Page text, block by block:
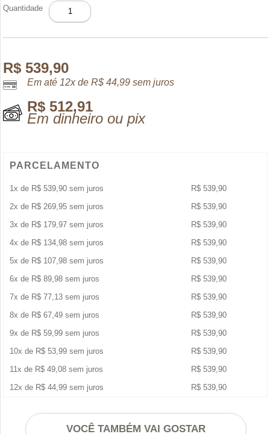
Quantidade
VALENTINO
DONNA
IN
INTENSE
EDP
30ML
R$ 539,90
Em até 12x deR$ 44,99 sem juros
R$ 512,91
Em dinheiro ou pix
PARCELAMENTO
1x de R$ 539,90 sem juros R$ 539,90
2x de R$ 269,95 sem juros R$ 539,90
3x de R$ 179,97 sem juros R$ 539,90
4x de R$ 134,98 sem juros R$ 539,90
5x de R$ 107,98 sem juros R$ 539,90
6x de R$ 89,98 sem juros R$ 539,90
7x de R$ 77,13 sem juros R$ 539,90
8x de R$ 67,49 sem juros R$ 539,90
9x de R$ 59,99 sem juros R$ 539,90
10x de R$ 53,99 sem juros R$ 539,90
11x de R$ 49,08 sem juros R$ 539,90
12x de R$ 44,99 sem juros R$ 539,90
VOCÊ TAMBÉM VAI GOSTAR